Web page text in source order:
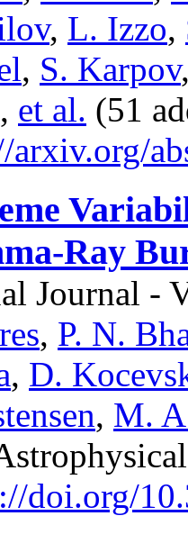
, L. Izzo,
, S. Karpov
, et al. (51
arxiv.org/
Ray
Journal -
, P. N.
, D.
, M.
doi.org/